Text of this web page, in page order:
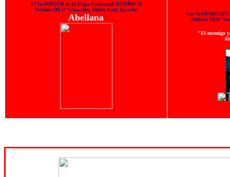
El GANADOR de la Copa Estacional OTOÑO'10
Torneos OLW Semanales Mario Kart, ha sido:
Abellana
Los
Torneos OLW
"El enemigo